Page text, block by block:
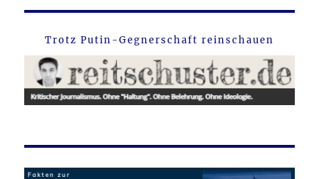
Trotz Putin-Gegnerschaft reinschauen